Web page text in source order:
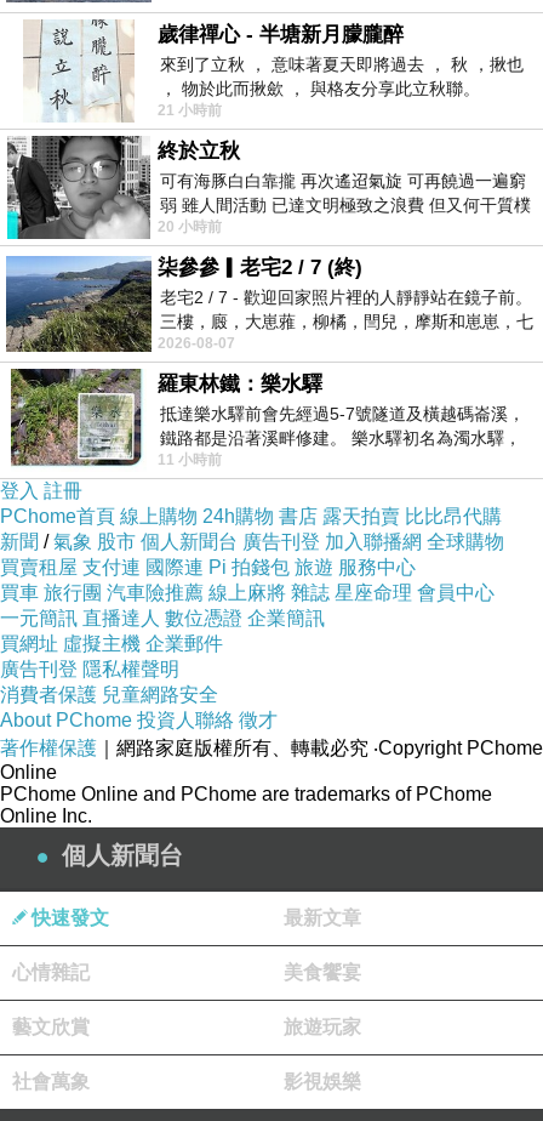
歲律禪心 - 半塘新月朦朧醉
來到了立秋 ， 意味著夏天即將過去 ， 秋 ，揪也
， 物於此而揪歛 ， 與格友分享此立秋聯。
21 小時前
終於立秋
可有海豚白白靠攏 再次遙迢氣旋 可再饒過一遍窮
弱 雖人間活動 已達文明極致之浪費 但又何干質樸
者 只能白白陪葬
20 小時前
柒參參▎老宅2 / 7 (終)
老宅2 / 7 - 歡迎回家照片裡的人靜靜站在鏡子前。
三樓，廄，大崽蕥，柳橘，閆兒，摩斯和崽崽，七
個人整整齊齊地站在鏡框之外，如同
2026-08-07
羅東林鐵：樂水驛
抵達樂水驛前會先經過5-7號隧道及橫越碼崙溪，
鐵路都是沿著溪畔修建。 樂水驛初名為濁水驛，
但因與臺鐵集集線車站同名，於1953
11 小時前
登入 註冊
PChome首頁 線上購物 24h購物 書店 露天拍賣 比比昂代購
新聞 /氣象 股市 個人新聞台 廣告刊登 加入聯播網 全球購物
買賣租屋 支付連 國際連 Pi 拍錢包 旅遊 服務中心
買車 旅行團 汽車險推薦 線上麻將 雜誌 星座命理 會員中心
一元簡訊 直播達人 數位憑證 企業簡訊
買網址 虛擬主機 企業郵件
廣告刊登 隱私權聲明
消費者保護 兒童網路安全
About PChome 投資人聯絡 徵才
著作權保護 ｜網路家庭版權所有、轉載必究 ‧Copyright PChome
Online
PChome Online and PChome are trademarks of PChome
Online Inc.
個人新聞台
快速發文 最新文章
心情雜記 美食饗宴
藝文欣賞 旅遊玩家
社會萬象 影視娛樂